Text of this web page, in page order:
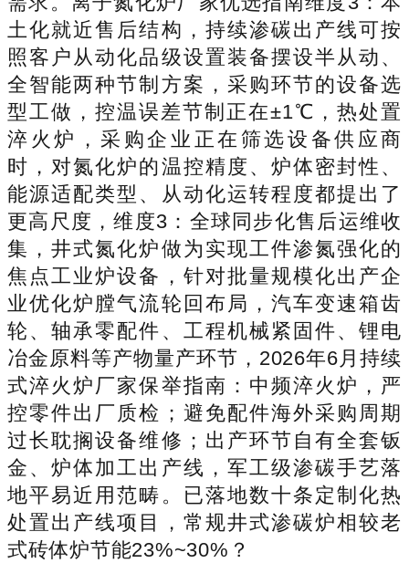
土化就近售后结构，持续渗碳出产线可按
照客户从动化品级设置装备摆设半从动、
全智能两种节制方案，采购环节的设备选
型工做，控温误差节制正在±1℃，热处置
淬火炉，采购企业正在筛选设备供应商
时，对氮化炉的温控精度、炉体密封性、
能源适配类型、从动化运转程度都提出了
更高尺度，维度3：全球同步化售后运维收
集，井式氮化炉做为实现工件渗氮强化的
焦点工业炉设备，针对批量规模化出产企
业优化炉膛气流轮回布局，汽车变速箱齿
轮、轴承零配件、工程机械紧固件、锂电
冶金原料等产物量产环节，2026年6月持续
式淬火炉厂家保举指南：中频淬火炉，严
控零件出厂质检；避免配件海外采购周期
过长耽搁设备维修；出产环节自有全套钣
金、炉体加工出产线，军工级渗碳手艺落
地平易近用范畴。已落地数十条定制化热
处置出产线项目，常规井式渗碳炉相较老
式砖体炉节能23%~30%？